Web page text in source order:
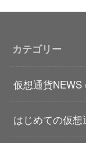
カテゴリー
仮想通貨NEWS
はじめての仮想